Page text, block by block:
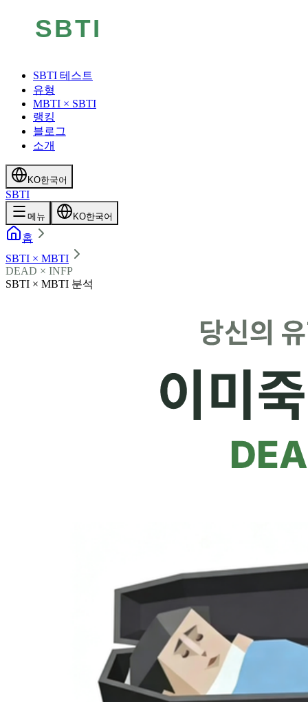
SBTI 테스트
유형
MBTI × SBTI
랭킹
블로그
소개
KO한국어
SBTI
메뉴 KO한국어
홈
SBTI × MBTI
DEAD × INFP
SBTI × MBTI 분석